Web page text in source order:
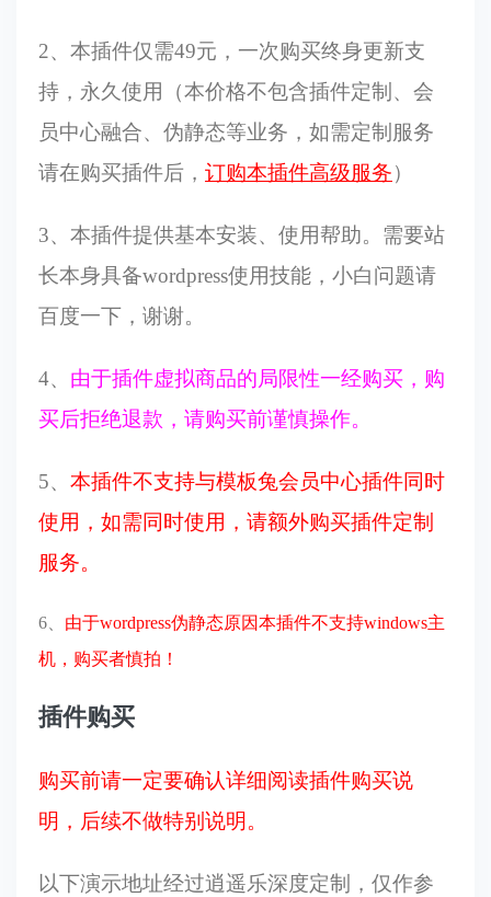
2、本插件仅需49元，一次购买终身更新支
持，永久使用（本价格不包含插件定制、会
员中心融合、伪静态等业务，如需定制服务
请在购买插件后， 订购本插件高级服务）
3、本插件提供基本安装、使用帮助。需要站
长本身具备wordpress使用技能，小白问题请
百度一下，谢谢。
4、 由于插件虚拟商品的局限性一经购买，购
买后拒绝退款，请购买前谨慎操作。
5、 本插件不支持与模板兔会员中心插件同时
使用，如需同时使用，请额外购买插件定制
服务。
6、 由于wordpress伪静态原因本插件不支持windows主
机，购买者慎拍！
插件购买
购买前请一定要确认详细阅读插件购买说
明，后续不做特别说明。
以下演示地址经过逍遥乐深度定制，仅作参